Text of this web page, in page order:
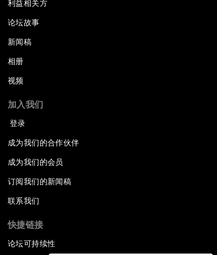
利益相关方
论坛故事
新闻稿
相册
视频
加入我们
登录
成为我们的合作伙伴
成为我们的会员
订阅我们的新闻稿
联系我们
快捷链接
论坛可持续性